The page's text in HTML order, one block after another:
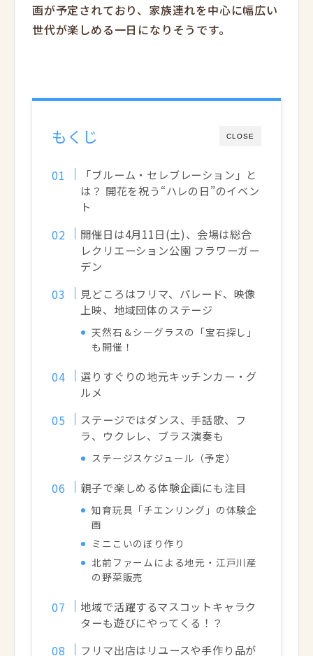
画が予定されており、家族連れを中心に幅広い
世代が楽しめる一日になりそうです。
CLOSE
もくじ
「ブルーム・セレブレーション」と
は？ 開花を祝う“ハレの日”のイベン
ト
開催日は4月11日(土)、会場は総合
レクリエーション公園 フラワーガー
デン
見どころはフリマ、パレード、映像
上映、地域団体のステージ
天然石＆シーグラスの「宝石探し」
も開催！
選りすぐりの地元キッチンカー・グ
ルメ
ステージではダンス、手話歌、フ
ラ、ウクレレ、ブラス演奏も
ステージスケジュール（予定）
親子で楽しめる体験企画にも注目
知育玩具「チエンリング」の体験企
画
ミニこいのぼり作り
北前ファームによる地元・江戸川産
の野菜販売
地域で活躍するマスコットキャラク
ターも遊びにやってくる！？
フリマ出店はリユースや手作り品が